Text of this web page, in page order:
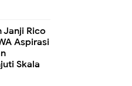
Janji Rico
Aspirasi
Skala